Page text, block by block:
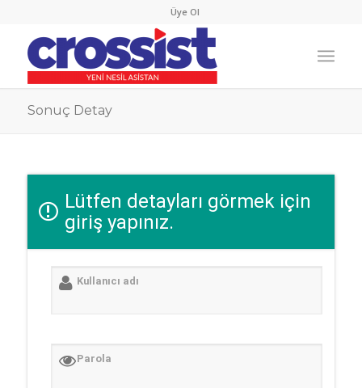
Üye Ol
Sonuç Detay
Lütfen detayları görmek için
giriş yapınız.
Kullanıcı adı
Parola